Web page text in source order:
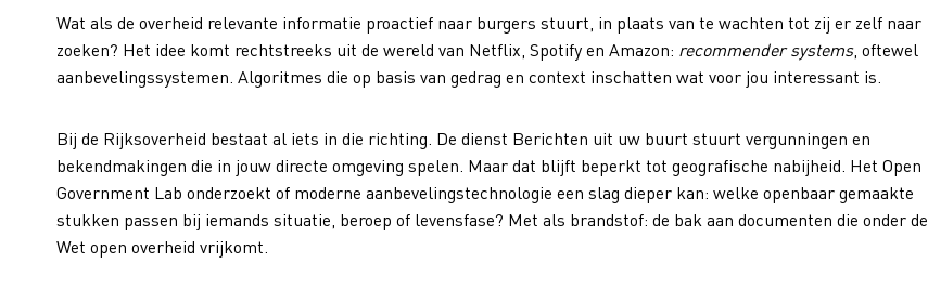
Wat als de overheid relevante informatie proactief naar burgers stuurt, in plaats van te wachten tot zij er zelf naar
zoeken? Het idee komt rechtstreeks uit de wereld van Netflix, Spotify en Amazon: recommender systems, oftewel
aanbevelingssystemen. Algoritmes die op basis van gedrag en context inschatten wat voor jou interessant is.
Bij de Rijksoverheid bestaat al iets in die richting. De dienst Berichten uit uw buurt stuurt vergunningen en
bekendmakingen die in jouw directe omgeving spelen. Maar dat blijft beperkt tot geografische nabijheid. Het Open
Government Lab onderzoekt of moderne aanbevelingstechnologie een slag dieper kan: welke openbaar gemaakte
stukken passen bij iemands situatie, beroep of levensfase? Met als brandstof: de bak aan documenten die onder de
Wet open overheid vrijkomt.